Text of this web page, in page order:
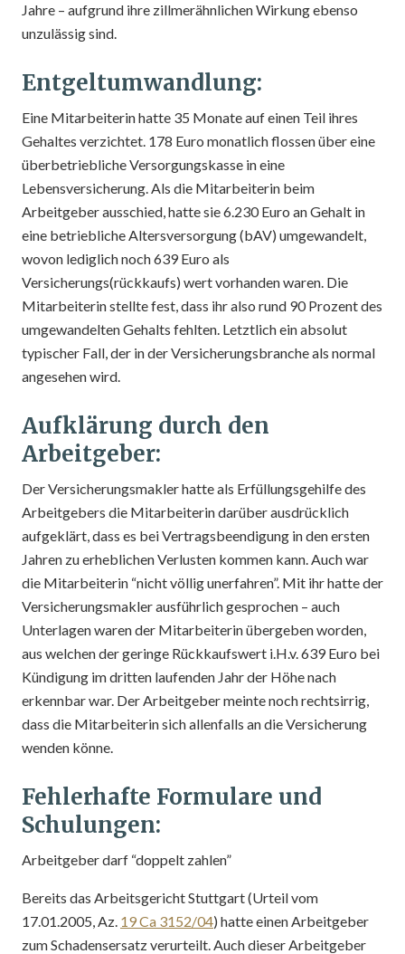
Jahre – aufgrund ihre zillmerähnlichen Wirkung ebenso
unzulässig sind.
Entgeltumwandlung:
Eine Mitarbeiterin hatte 35 Monate auf einen Teil ihres
Gehaltes verzichtet. 178 Euro monatlich flossen über eine
überbetriebliche Versorgungskasse in eine
Lebensversicherung. Als die Mitarbeiterin beim
Arbeitgeber ausschied, hatte sie 6.230 Euro an Gehalt in
eine betriebliche Altersversorgung (bAV) umgewandelt,
wovon lediglich noch 639 Euro als
Versicherungs(rückkaufs) wert vorhanden waren. Die
Mitarbeiterin stellte fest, dass ihr also rund 90 Prozent des
umgewandelten Gehalts fehlten. Letztlich ein absolut
typischer Fall, der in der Versicherungsbranche als normal
angesehen wird.
Aufklärung durch den
Arbeitgeber:
Der Versicherungsmakler hatte als Erfüllungsgehilfe des
Arbeitgebers die Mitarbeiterin darüber ausdrücklich
aufgeklärt, dass es bei Vertragsbeendigung in den ersten
Jahren zu erheblichen Verlusten kommen kann. Auch war
die Mitarbeiterin “nicht völlig unerfahren”. Mit ihr hatte der
Versicherungsmakler ausführlich gesprochen – auch
Unterlagen waren der Mitarbeiterin übergeben worden,
aus welchen der geringe Rückkaufswert i.H.v. 639 Euro bei
Kündigung im dritten laufenden Jahr der Höhe nach
erkennbar war. Der Arbeitgeber meinte noch rechtsirrig,
dass die Mitarbeiterin sich allenfalls an die Versicherung
wenden könne.
Fehlerhafte Formulare und
Schulungen:
Arbeitgeber darf “doppelt zahlen”
Bereits das Arbeitsgericht Stuttgart (Urteil vom
17.01.2005, Az. 19 Ca 3152/04) hatte einen Arbeitgeber
zum Schadensersatz verurteilt. Auch dieser Arbeitgeber